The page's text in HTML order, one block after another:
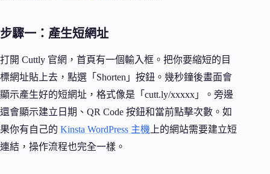
步驟一：產生短網址
打開 Cuttly 官網，首頁有一個輸入框。把你要縮短的目
標網址貼上去，點選「Shorten」按鈕。幾秒鐘後畫面會
顯示產生好的短網址，格式像是「cutt.ly/xxxxx」。旁邊
還會顯示建立日期、QR Code 按鈕和當前點擊次數。如
果你有自己的 Kinsta WordPress 主機 上的網站需要建立短
連結，操作流程也完全一樣。